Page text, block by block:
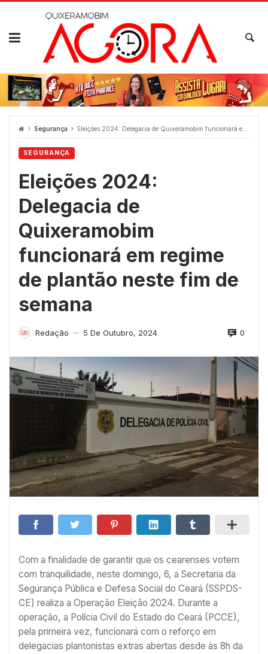
Skip
Segurança Eleições 2024: Delegacia de Quixeramobim funcionará em regime de plantão neste fim de semana
SEGURANÇA
Eleições 2024:
Delegacia de
Quixeramobim
funcionará em regime
de plantão neste fim de
semana
Redação — 5 De Outubro, 2024 0
Com a finalidade de garantir que os cearenses votem
com tranquilidade, neste domingo, 6, a Secretaria da
Segurança Pública e Defesa Social do Ceará (SSPDS-
CE) realiza a Operação Eleição 2024. Durante a
operação, a Polícia Civil do Estado do Ceará (PCCE),
pela primeira vez, funcionará com o reforço em
delegacias plantonistas extras abertas desde às 8h da